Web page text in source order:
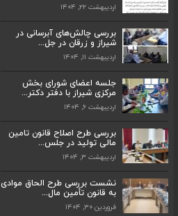
اردیبهشت ۲۲, ۱۴۰۴
بررسی چالش‌های آبرسانی در
شیراز و زرقان در جل...
اردیبهشت ۱۱, ۱۴۰۴
جلسه اعضای شورای بخش
مرکزی شیراز با دفتر دکتر...
اردیبهشت ۶, ۱۴۰۴
بررسی طرح اصلاح قانون تامین
مالی تولید در جلس...
اردیبهشت ۳, ۱۴۰۴
نشست بررسی طرح الحاق موادی
به قانون تأمین مال...
فروردین ۳۰, ۱۴۰۴
بررسی چالش‌های آبرسانی در شیراز و زرقان
اردیبهشت ۱۱, ۱۴۰۴
جلسه اعضای شورای بخش مرکزی شیراز با
اردیبهشت ۶, ۱۴۰۴
ارتق...
اردیبهشت ۲۳, ۱۴۰۴
به اصفه...
اردیبهشت ۲۳, ۱۴۰۴